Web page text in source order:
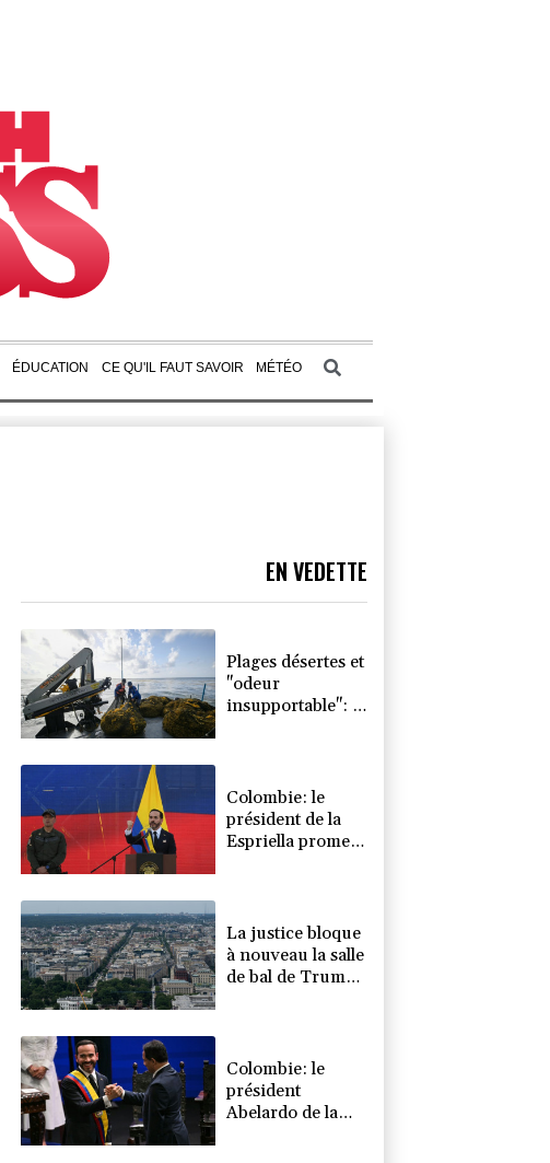
ÉDUCATION CE QU'IL FAUT SAVOIR MÉTÉO
EN VEDETTE
Plages désertes et
"odeur
insupportable": le
Colombie: le
président de la
Espriella promet
La justice bloque
à nouveau la salle
de bal de Trump,
Colombie: le
président
Abelardo de la